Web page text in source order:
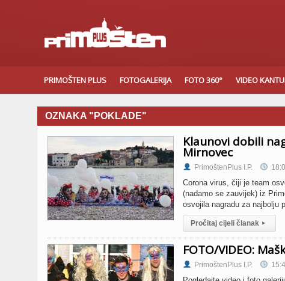
PRIMOŠTEN PLUS FOTOGALERIJA FOTO 360° VIDEO
OZNAKA "POKLADE"
Klaunovi dobili
Mirnovec
PrimoštenPlus I.P.
Corona virus, čiji je team
(nadamo se zauvijek) iz
osvojila nagradu za najbolju
Pročitaj cijeli članak ▸
FOTO/VIDEO:
PrimoštenPlus I.P.